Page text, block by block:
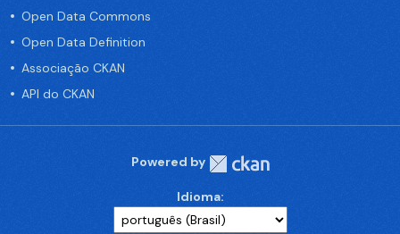
Open Data Commons
Open Data Definition
Associação CKAN
API do CKAN
Powered by
Idioma